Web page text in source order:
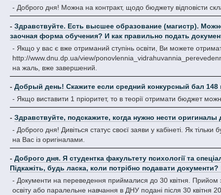
- Доброго дня! Можна на контракт, щодо бюджету відповісти
- Здравствуйте. Есть высшее образование (магистр).
заочная форма обучения? И как правильно подать
- Якщо у вас є вже отриманий ступінь освіти, Ви можете
http://www.dnu.dp.ua/view/
на жаль, вже завершений.
- Добрый день! Скажите если средний конкурсный бал
- Якщо виставити 1 пріоритет, то в теорії отримати бюджет
- Здравствуйте, подскажите, когда нужно нести
- Доброго дня! Дивіться статус своєї заяви у кабінеті. Як
на Вас із оригіналами.
- Доброго дня. Я студентка факультету психології та
Підкажіть, будь ласка, коли потрібно подавати документи?
- Документи на переведення приймалися до 30 квітня.
освіту або паралельне навчання в ДНУ подані після 30 квітня